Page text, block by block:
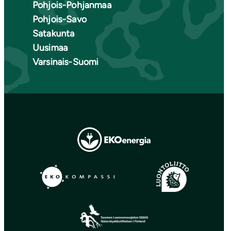
Pohjois-Pohjanmaa
Pohjois-Savo
Satakunta
Uusimaa
Varsinais-Suomi